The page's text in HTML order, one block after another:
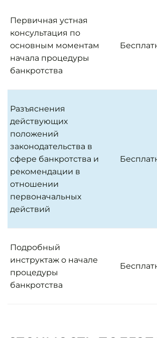
Первичная устная
консультация по
основным моментам
начала процедуры
банкротства
Разъяснения
действующих
положений
законодательства в
сфере банкротства и
рекомендации в
отношении
первоначальных
действий
Подробный
инструктаж о начале
процедуры
банкротства